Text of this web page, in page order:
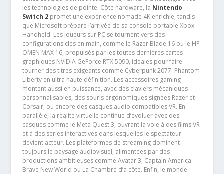
les technologies de pointe. Côté hardware, la Nintendo
Switch 2promet une expérience nomade 4K enrichie, tandis
que Microsoft prépare l’arrivée de sa console portable Xbox
Handheld. Les joueurs sur PC se tournent vers des
configurations clés en main, comme le Razer Blade 16 ou le HP
OMEN MAX 16, propulsés par les toutes dernières cartes
graphiques NVIDIA GeForce RTX 5090, idéales pour faire
tourner des titres exigeants comme Cyberpunk 2077: Phantom
Liberty en ultra haute définition. Les accessoires gaming
montent aussi en puissance, avec des claviers mécaniques
personnalisables, des souris ergonomiques signées Razer et
Corsair, ou encore des casques audio compatibles VR. En
parallèle, la réalité virtuelle continue d’évoluer avec des
casques comme le Meta Quest 3, ouvrant la voie à des films VR
et à des séries interactives dans lesquelles le spectateur
devient acteur. Les plateformes de streaming dominent
toujours le paysage audiovisuel, alimentées par des
productions ambitieuses comme Avatar 3, Captain America:
Brave New World ou La Chambre d’à côté. Enfin, le monde